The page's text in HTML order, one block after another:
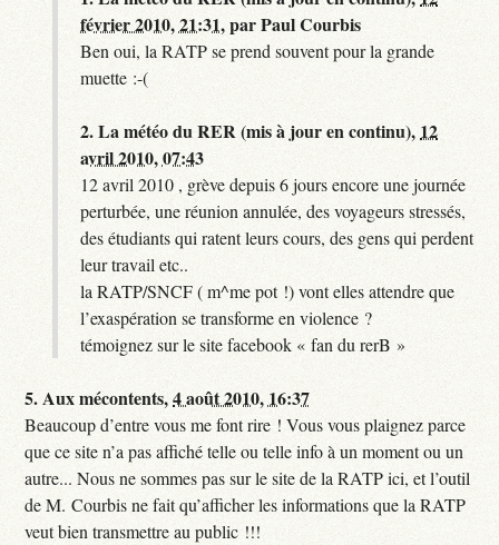
février 2010, 21:31,parPaul Courbis
Ben oui, la RATP se prend souvent pour la grande
muette :-(
2.La météo du RER (mis à jour en continu), 12
avril 2010, 07:43
12 avril 2010 , grève depuis 6 jours encore une journée
perturbée, une réunion annulée, des voyageurs stressés,
des étudiants qui ratent leurs cours, des gens qui perdent
leur travail etc..
la RATP/SNCF ( m^me pot !) vont elles attendre que
l’exaspération se transforme en violence ?
témoignez sur le site facebook « fan du rerB »
5.Aux mécontents,4 août 2010, 16:37
Beaucoup d’entre vous me font rire ! Vous vous plaignez parce
que ce site n’a pas affiché telle ou telle info à un moment ou un
autre... Nous ne sommes pas sur le site de la RATP ici, et l’outil
de M. Courbis ne fait qu’afficher les informations que la RATP
veut bien transmettre au public !!!